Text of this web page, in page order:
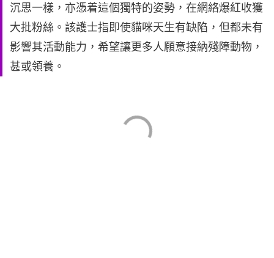
沉思一樣，亦憑着這個獨特的姿勢，在網絡爆紅收獲
大批粉絲。該護士指即使貓咪天生有缺陷，但都未有
影響其活動能力，希望讓更多人願意接納殘障動物，
甚或領養。